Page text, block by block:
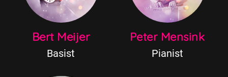
Bert Meijer
Basist
Peter Mensink
Pianist